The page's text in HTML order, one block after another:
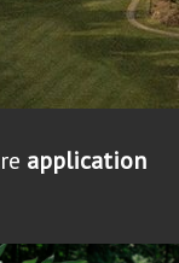
application